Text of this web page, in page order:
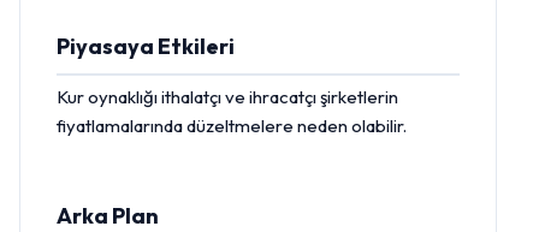
Piyasaya Etkileri
Kur oynaklığı ithalatçı ve ihracatçı şirketlerin
fiyatlamalarında düzeltmelere neden olabilir.
Arka Plan